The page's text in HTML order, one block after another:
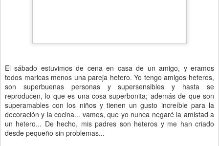
El sábado estuvimos de cena en casa de un amigo, y eramos
todos maricas menos una pareja hetero. Yo tengo amigos heteros,
son superbuenas personas y supersensibles y hasta se
reproducen, lo que es una cosa superbonita; además de que son
superamables con los niños y tienen un gusto increíble para la
decoración y la cocina... vamos, que yo nunca negaré la amistad a
un hetero... De hecho, mis padres son heteros y me han criado
desde pequeño sin problemas...